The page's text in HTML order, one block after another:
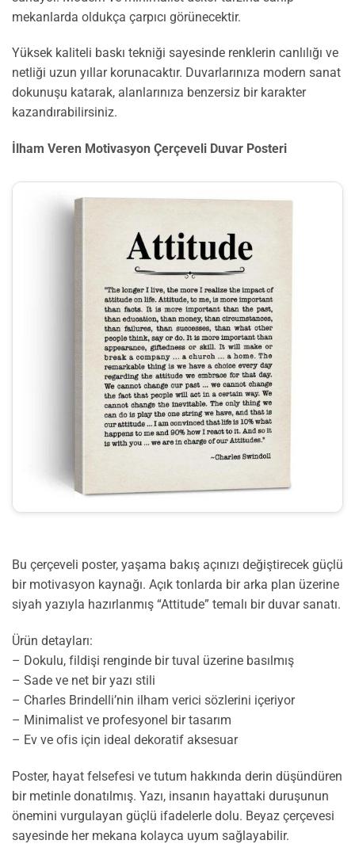
mekanlarda oldukça çarpıcı görünecektir.
Yüksek kaliteli baskı tekniği sayesinde renklerin canlılığı ve
netliği uzun yıllar korunacaktır. Duvarlarınıza modern sanat
dokunuşu katarak, alanlarınıza benzersiz bir karakter
kazandırabilirsiniz.
İlham Veren Motivasyon Çerçeveli Duvar Posteri
Bu çerçeveli poster, yaşama bakış açınızı değiştirecek güçlü
bir motivasyon kaynağı. Açık tonlarda bir arka plan üzerine
siyah yazıyla hazırlanmış “Attitude” temalı bir duvar sanatı.
Ürün detayları:
– Dokulu, fildişi renginde bir tuval üzerine basılmış
– Sade ve net bir yazı stili
– Charles Brindelli’nin ilham verici sözlerini içeriyor
– Minimalist ve profesyonel bir tasarım
– Ev ve ofis için ideal dekoratif aksesuar
Poster, hayat felsefesi ve tutum hakkında derin düşündüren
bir metinle donatılmış. Yazı, insanın hayattaki duruşunun
önemini vurgulayan güçlü ifadelerle dolu. Beyaz çerçevesi
sayesinde her mekana kolayca uyum sağlayabilir.